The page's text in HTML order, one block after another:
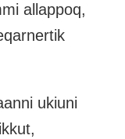
allappoq,
ukiuni